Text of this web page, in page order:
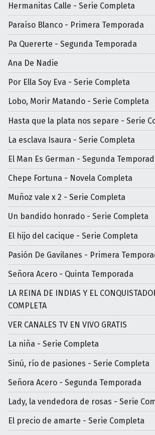
Hermanitas Calle - Serie Completa
Paraíso Blanco - Primera Temporada
Pa Quererte - Segunda Temporada
Ana De Nadie
Por Ella Soy Eva - Serie Completa
Lobo, Morir Matando - Serie Completa
Hasta que la plata nos separe - Serie
La esclava Isaura - Serie Completa
El Man Es German - Segunda
Chepe Fortuna - Novela Completa
Muñoz vale x 2 - Serie Completa
Un bandido honrado - Serie Completa
El hijo del cacique - Serie Completa
Pasión De Gavilanes - Primera
Señora Acero - Quinta Temporada
LA REINA DE INDIAS Y EL
COMPLETA
VER CANALES TV EN VIVO GRATIS
La niña - Serie Completa
Sinú, río de pasiones - Serie Completa
Señora Acero - Segunda Temporada
Lady, la vendedora de rosas - Serie
El precio de amarte - Serie Completa